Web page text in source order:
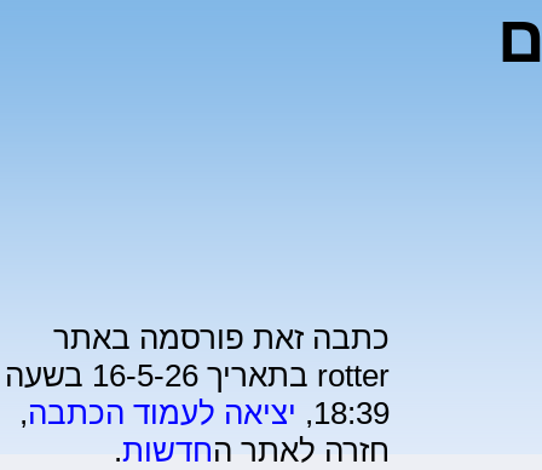
כתבה זאת פורסמה באתר
rotter בתאריך 16-5-26 בשעה
18:39, יציאה לעמוד הכתבה,
חזרה לאתר החדשות.